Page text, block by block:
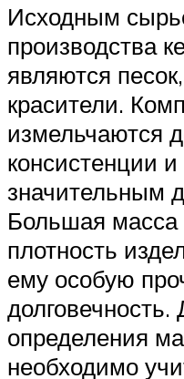
Исходным
производства
являются
красители.
измельчаются
консистенции
значительным
Большая масса
плотность
ему особую
определения
необходимо